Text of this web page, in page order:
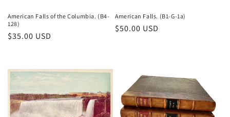
American Falls of the Columbia. (B4-
128)
Prix
$35.00 USD
American Falls. (B1-G-1a)
Prix
$50.00 USD